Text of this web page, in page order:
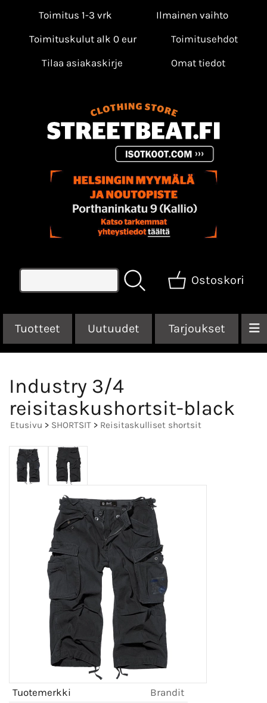
Toimitus 1-3 vrk
Ilmainen vaihto
Toimituskulut alk 0 eur
Toimitusehdot
Tilaa asiakaskirje
Omat tiedot
Ostoskori
Tuotteet Uutuudet Tarjoukset
Industry 3/4
reisitaskushortsit-black
Etusivu > SHORTSIT > Reisitaskulliset shortsit
Tuotemerkki
Brandit